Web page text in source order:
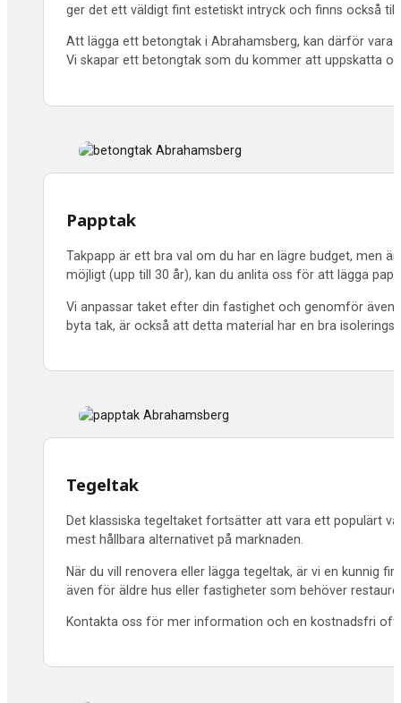
ger det ett väldigt fint estetiskt intryck och finns också
Att lägga ett betongtak i Abrahamsberg, kan därför
Vi skapar ett betongtak som du kommer att uppskatta
Papptak
Takpapp är ett bra val om du har en lägre budget, men
möjligt (upp till 30 år), kan du anlita oss för att lägga
Vi anpassar taket efter din fastighet och genomför
byta tak, är också att detta material har en bra
Tegeltak
Det klassiska tegeltaket fortsätter att vara ett populärt
mest hållbara alternativet på marknaden.
När du vill renovera eller lägga tegeltak, är vi en kunnig
även för äldre hus eller fastigheter som behöver
Kontakta oss för mer information och en kostnadsfri